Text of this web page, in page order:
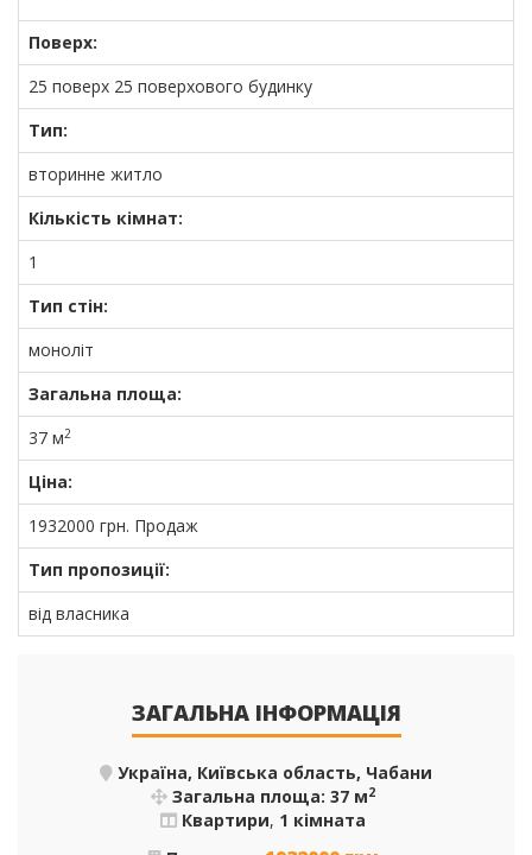
Поверх:
25 поверх 25 поверхового будинку
Тип:
вторинне житло
Кількість кімнат:
1
Тип стін:
моноліт
Загальна площа:
37 м2
Ціна:
1932000 грн. Продаж
Тип пропозиції:
від власника
ЗАГАЛЬНА ІНФОРМАЦІЯ
Україна, Київська область, Чабани
Загальна площа: 37 м2
Квартири, 1 кімната